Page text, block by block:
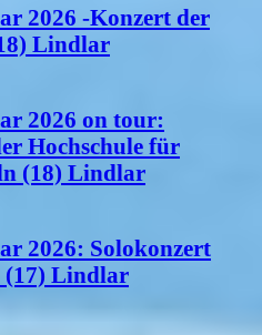
2026 -Konzert der
Lindlar
2026 on tour:
Hochschule für
(18) Lindlar
2026: Solokonzert
(17) Lindlar